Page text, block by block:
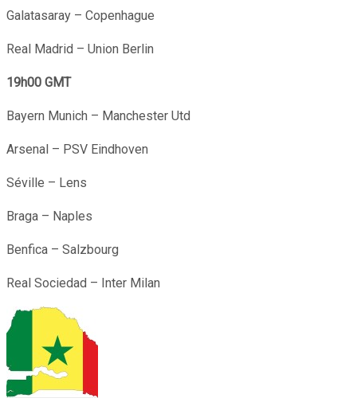
Galatasaray – Copenhague
Real Madrid – Union Berlin
19h00 GMT
Bayern Munich – Manchester Utd
Arsenal – PSV Eindhoven
Séville – Lens
Braga – Naples
Benfica – Salzbourg
Real Sociedad – Inter Milan